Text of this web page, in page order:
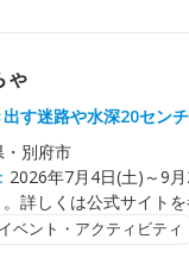
ゃ
す迷路や水深20セン
・別府市
2026年7月4日(土)～9
詳しくは公式サイト
ベント・アクティビティ